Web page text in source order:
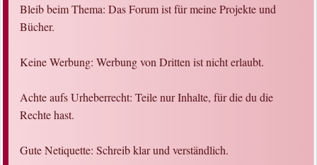
Bleib beim Thema: Das Forum ist für meine Projekte und
Bücher.
Keine Werbung: Werbung von Dritten ist nicht erlaubt.
Achte aufs Urheberrecht: Teile nur Inhalte, für die du die
Rechte hast.
Gute Netiquette: Schreib klar und verständlich.